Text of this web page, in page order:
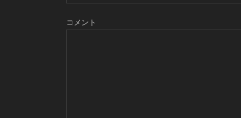
コメント